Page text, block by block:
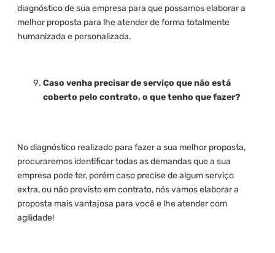
diagnóstico de sua empresa para que possamos elaborar a
melhor proposta para lhe atender de forma totalmente
humanizada e personalizada.
Caso venha precisar de serviço que não está
coberto pelo contrato, o que tenho que fazer?
No diagnóstico realizado para fazer a sua melhor proposta,
procuraremos identificar todas as demandas que a sua
empresa pode ter, porém caso precise de algum serviço
extra, ou não previsto em contrato, nós vamos elaborar a
proposta mais vantajosa para você e lhe atender com
agilidade!